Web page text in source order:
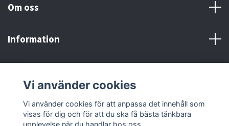
Om oss
Information
Sociala medier
Vi använder cookies
Vi använder cookies för att anpassa det innehåll som
visas för dig och för att du ska få bästa tänkbara
upplevelse när du handlar hos oss.